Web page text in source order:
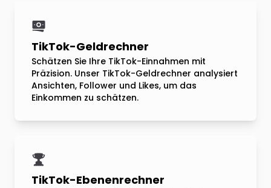
TikTok-Geldrechner
Schätzen Sie Ihre TikTok-Einnahmen mit
Präzision. Unser TikTok-Geldrechner analysiert
Ansichten, Follower und Likes, um das
Einkommen zu schätzen.
TikTok-Ebenenrechner